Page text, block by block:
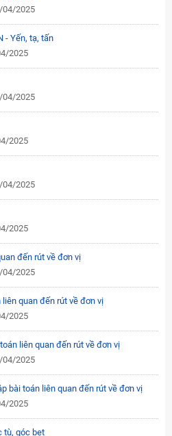
04/2025
- Yến, tạ, tấn
2025
04/2025
2025
04/2025
2025
đến rút về đơn vị
04/2025
liên quan đến rút về đơn vị
2025
liên quan đến rút về đơn vị
04/2025
bài toán liên quan đến rút về đơn vị
2025
tù, góc bẹt